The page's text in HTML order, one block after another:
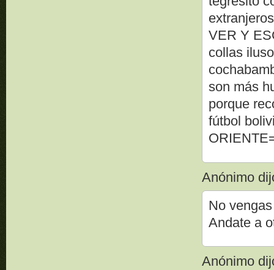
VER Y
collas
son más
porque
fútbol
Anónimo
No
Andate a
Anónimo